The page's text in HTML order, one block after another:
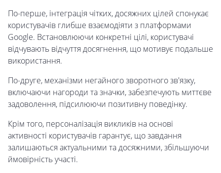
По-перше, інтеграція чітких, досяжних цілей спонукає
користувачів глибше взаємодіяти з платформами
Google. Встановлюючи конкретні цілі, користувачі
відчувають відчуття досягнення, що мотивує подальше
використання.
По-друге, механізми негайного зворотного зв'язку,
включаючи нагороди та значки, забезпечують миттєве
задоволення, підсилюючи позитивну поведінку.
Крім того, персоналізація викликів на основі
активності користувачів гарантує, що завдання
залишаються актуальними та досяжними, збільшуючи
ймовірність участі.